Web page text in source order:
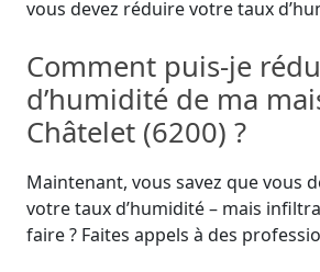
vous devez réduire votre taux
Comment puis-je
d’humidité de ma
Châtelet (6200) ?
Maintenant, vous savez que vous
votre taux d’humidité – mais
faire ? Faites appels à des